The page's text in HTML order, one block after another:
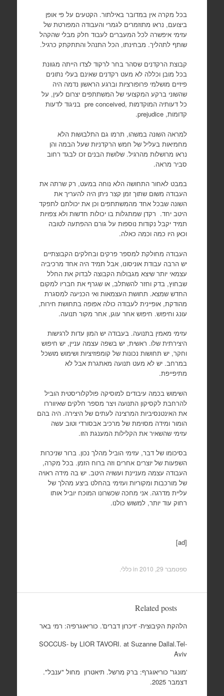
בכל מקרה אין במדובר באילתור. הקטעים על פי אופן
ביצועם, נראו מתוזמרים לגמרי והעבודה המפורטת של
עזימי איפשרה לכל המעברים לעבוד חלק מבלי שהקהל
שותף לתהליך. מבחינתו, הכל התנהל והתתקתק כרגיל.
קבוצת הרקדנים שסהר בחר לרקוד לצדו הייתה מגוונת
בכל מובן וכללה לא מעט רקדנים שאינם בעלי נתונים
פיזיים מושלמי פרופורציות וברגע הראשון נדמה היה
שהשוני ברקע המקצועי של המשתתפים יצרום לעין, על
כל דעותיה המוקדמות ,pre conceived בניגוד לדעות
קדומות, prejudice
.
למראה השונה במשהו, תרמו גם התלבושות הלא
מחמיאות בעליל של חמש הרקדניות שעל הבמה והן
נראו מרושלות מהרגיל. שלושת הבנים זכו לבגד רחוב
סביר מראה.
במבט לאחור התחושה הלא נוחה במעט, רק שרתה את
העבודה משום שתוך זמן קצר ניתן היה להעריך את
השונה שבכל אחד מהמשתתפים וכן את יכולתם לתפקד
היטב יחד. רקדן שמתגלות בו יכולות חדשות ולא צפויות
תמיד יקבל נקודות נוספות על גורם ההפתעה לטובה
וכאן היו כמה וכמה כאלה.
העבודה מחולקת למספר פרקים ובחלקים הקבוצתיים
יש הרבה עבודת אוניסונו, אבל תמיד היה אחד מרכיביה
עצמאי יותר שיצא מגבולות הקבוצה לבדוק את החלל
שבחוץ, בדק וחזר להשתלב, או שגרף את חבריו למקום
החדש שמצא. תחושת העצמאות ואי הכניעה למסגרת
מהודקת, אופיינית לעבודה כולה אפופה בתחושת חירות,
עונג וחיפוש. חיפוש אחר עוגן, אחר מקור תנועה.
עזימי מאמין בתנועה. בעבודה יש המון עדות לרגישות
היצירתית שלו. ראשית, יש בשפה עצמה עניין, יש חיפוש
וחקר, יש תחושות נכונות של קומפוזיציות ושימוש מושכל
במרחב. יש לא מעט תנועה מאתגרת אבל לא
מתיפייפת.
השימוש בכמה עיבודים למוסיקה פולקלוריסטית הוביל
להרחבת לקסיקון התנועה ויצר מספר חלקים שאיווררו
את האינטנסיביות המרצינה לעתים של היצירה. היה בהם
הומור ומידה מסוימת של מרכיב אבסורדי וטוב עשה
עזימי שהשאיר את הקלילות המענגת הזו.
בסיכומו של דבר, עזימי הוביל מהלך נכון. ברור שניכרות
השפעות של יוצרים אחרים וזה ברוח הזמן. בכל מקרה,
העבודה עצמה מעניינת ועשויה היטב. יש בה מידה ראויה
של מורכבות ומקוריות ועזימי בהחלט ביצע מהלך של
עליית מדרגה. אני מחכה שכשרונו המוכח יוביל אותו
רחוק עוד יותר, למשוש כולנו.
[ad]
ספטמבר 29, 2010 in כללי.
Related posts
הלהקת הקיבוצית- 'זיכרון דברים'. כוריאוגרפיה: רמי באר
SOCCUS- by LIOR TAVORI. at Suzanne Dallal.Tel-
Aviv
'מונגר' כוריאוגרף: ברק מרשל. תיאטרון מחול "ענבל".
דצמבר 2025.